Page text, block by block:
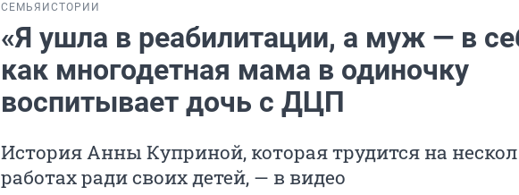
СЕМЬЯ ИСТОРИИ
«Я ушла в реабилитации, а муж — в
как многодетная мама в одиночку
воспитывает дочь с ДЦП
История Анны Куприной, которая трудится на
работах ради своих детей, — в видео